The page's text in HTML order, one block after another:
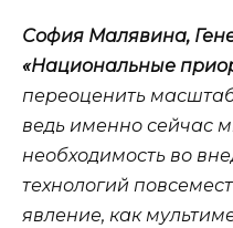
София Малявина,
«Национальные
переоценить
ведь именно сейчас
необходимость во
технологий
явление, как